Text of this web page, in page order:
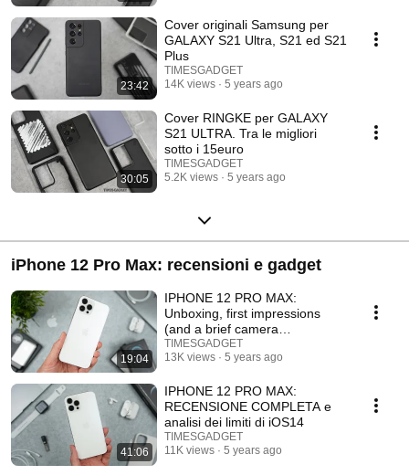
23:42
Cover originali Samsung per
GALAXY S21 Ultra, S21 ed S21
Plus
TIMESGADGET
14K views
5 years ago
30:05
Cover RINGKE per GALAXY
S21 ULTRA. Tra le migliori
sotto i 15euro
TIMESGADGET
5.2K views
5 years ago
iPhone 12 Pro Max: recensioni e gadget
19:04
IPHONE 12 PRO MAX:
Unboxing, first impressions
(and a brief camera
comparison)
TIMESGADGET
13K views
5 years ago
41:06
IPHONE 12 PRO MAX:
RECENSIONE COMPLETA e
analisi dei limiti di iOS14
TIMESGADGET
11K views
5 years ago